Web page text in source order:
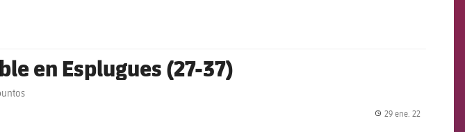
en Esplugues (27-37)
29 ene. 22